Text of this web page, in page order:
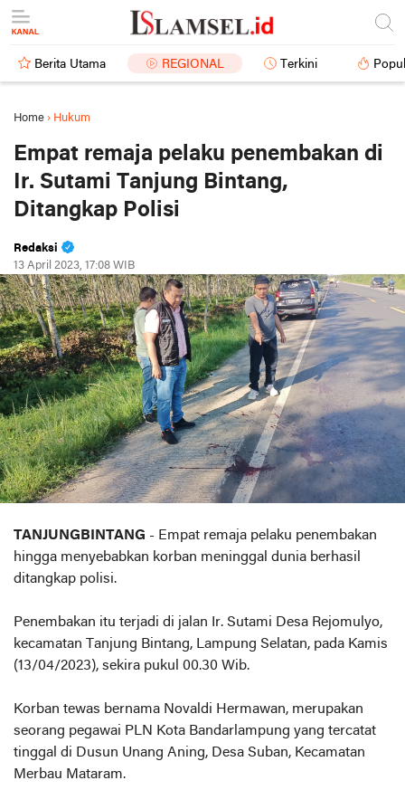
Berita Utama REGIONAL Terkini
Home › Hukum
Empat remaja pelaku penembakan di
Ir. Sutami Tanjung Bintang,
Ditangkap Polisi
Redaksi
13 April 2023, 17:08 WIB
TANJUNGBINTANG - Empat remaja pelaku penembakan
hingga menyebabkan korban meninggal dunia berhasil
ditangkap polisi.
Penembakan itu terjadi di jalan Ir. Sutami Desa Rejomulyo,
kecamatan Tanjung Bintang, Lampung Selatan, pada Kamis
(13/04/2023), sekira pukul 00.30 Wib.
Korban tewas bernama Novaldi Hermawan, merupakan
seorang pegawai PLN Kota Bandarlampung yang tercatat
tinggal di Dusun Unang Aning, Desa Suban, Kecamatan
Merbau Mataram.